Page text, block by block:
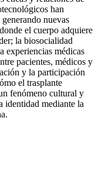
han
nuevas
el cuerpo adquiere
la biosocialidad
experiencias médicas
pacientes, médicos y
y la participación
el trasplante
fenómeno cultural y
identidad mediante la